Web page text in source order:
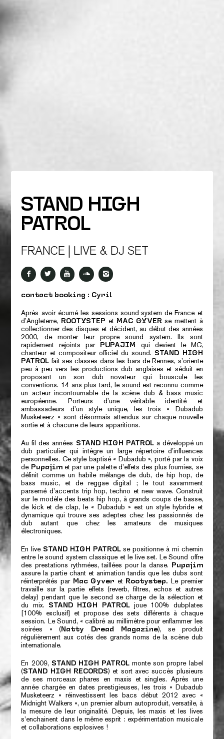
STAND HIGH
PATROL
FRANCE | LIVE & DJ SET
contact booking : Cyril
Après avoir écumé les sessions sound-system de France et
d’Angleterre,
ROOTYSTEP et MAC GYVERse mettent à
collectionner des disques et décident, au début des années
2000, de monter leur propre sound system. Ils sont
rapidement rejoints par
PUPAJIM
qui devient le MC,
chanteur et compositeur officiel du sound.
STAND HIGH
PATROL fait ses classes dans les bars de Rennes, s’oriente
peu à peu vers les productions dub anglaises et séduit en
proposant un son dub novateur qui bouscule les
conventions. 14 ans plus tard, le sound est reconnu comme
un acteur incontournable de la scène dub & bass music
européenne. Porteurs d’une véritable identité et
ambassadeurs d’un style unique, les trois « Dubadub
Musketeerz » sont désormais attendus sur chaque nouvelle
sortie et à chacune de leurs apparitions.
Au fil des années STAND HIGH PATROLa développé un
dub particulier qui intègre un large répertoire d’influences
personnelles. Ce style baptisé « Dubadub », porté par la voix
de Pupajimet par une palette d’effets des plus fournies, se
définit comme un habile mélange de dub, de hip hop, de
bass music, et de reggae digital ; le tout savamment
parsemé d’accents trip hop, techno et new wave. Construit
sur le modèle des beats hip hop, à grands coups de basse,
de kick et de clap, le « Dubadub » est un style hybride et
dynamique qui trouve ses adeptes chez les passionnés de
dub autant que chez les amateurs de musiques
électroniques.
En live STAND HIGH PATROLse positionne à mi chemin
entre le sound system classique et le live set. Le Sound offre
des prestations rythmées, taillées pour la danse.
Pupajim
assure la partie chant et animation tandis que les dubs sont
réinterprétés par Mac Gyver et Rootystep. Le premier
travaille sur la partie effets (reverb, filtres, echos et autres
delay) pendant que le second se charge de la sélection et
du mix.
STAND HIGH PATROLjoue 100% dubplates
[100% exclusif] et propose des sets différents à chaque
session. Le Sound, « calibré au millimètre pour enflammer les
soirées » (Natty Dread Magazine), se produit
régulièrement aux cotés des grands noms de la scène dub
internationale.
En 2009, STAND HIGH PATROL monte son propre label
(STAND HIGH RECORDS) et sort avec succès plusieurs
de ses morceaux phares en maxis et singles. Après une
année chargée en dates prestigieuses, les trois « Dubadub
Musketeerz » réinvestissent les bacs début 2012 avec «
Midnight Walkers », un premier album autoproduit, versatile, à
la mesure de leur originalité. Depuis, les maxis et les lives
s’enchainent dans le même esprit : expérimentation musicale
et collaborations explosives !